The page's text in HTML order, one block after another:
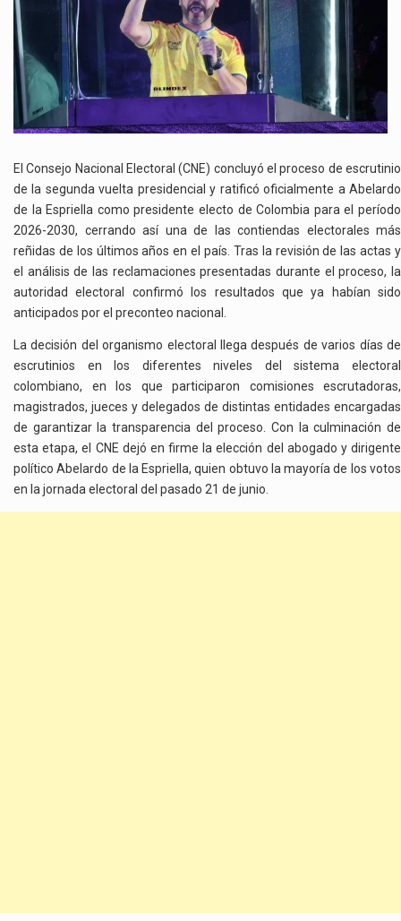
ABELARDO
DE
LA
ESPRIELLA
COMO
DE
El Consejo Nacional Electoral (CNE) concluyó el proceso de escrutinio
de la segunda vuelta presidencial y ratificó oficialmente a Abelardo
de la Espriella como presidente electo de Colombia para el período
2026-2030, cerrando así una de las contiendas electorales más
reñidas de los últimos años en el país. Tras la revisión de las actas y
el análisis de las reclamaciones presentadas durante el proceso, la
autoridad electoral confirmó los resultados que ya habían sido
anticipados por el preconteo nacional.
La decisión del organismo electoral llega después de varios días de
escrutinios en los diferentes niveles del sistema electoral
colombiano, en los que participaron comisiones escrutadoras,
magistrados, jueces y delegados de distintas entidades encargadas
de garantizar la transparencia del proceso. Con la culminación de
esta etapa, el CNE dejó en firme la elección del abogado y dirigente
político Abelardo de la Espriella, quien obtuvo la mayoría de los votos
en la jornada electoral del pasado 21 de junio.